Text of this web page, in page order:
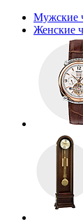
Мужские
Женские